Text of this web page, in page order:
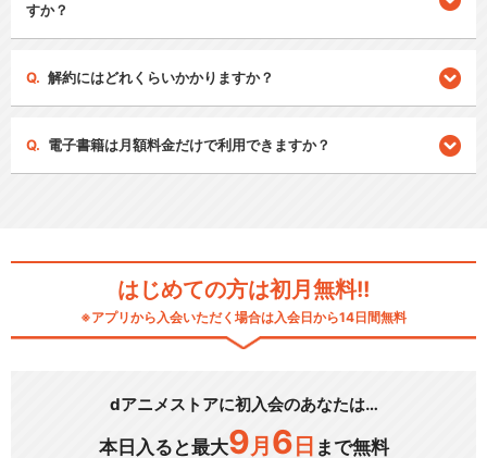
すか？
解約にはどれくらいかかりますか？
電子書籍は月額料金だけで利用できますか？
はじめての方は初月無料!!
※アプリから入会いただく場合は入会日から14日間無料
dアニメストアに初入会のあなたは…
本日入ると最大9 月 6 日 まで無料